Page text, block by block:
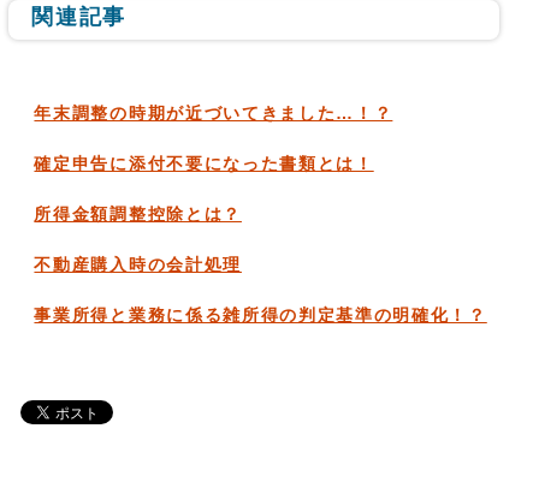
関連記事
年末調整の時期が近づいてきました…！？
確定申告に添付不要になった書類とは！
所得金額調整控除とは？
不動産購入時の会計処理
事業所得と業務に係る雑所得の判定基準の明確化！？